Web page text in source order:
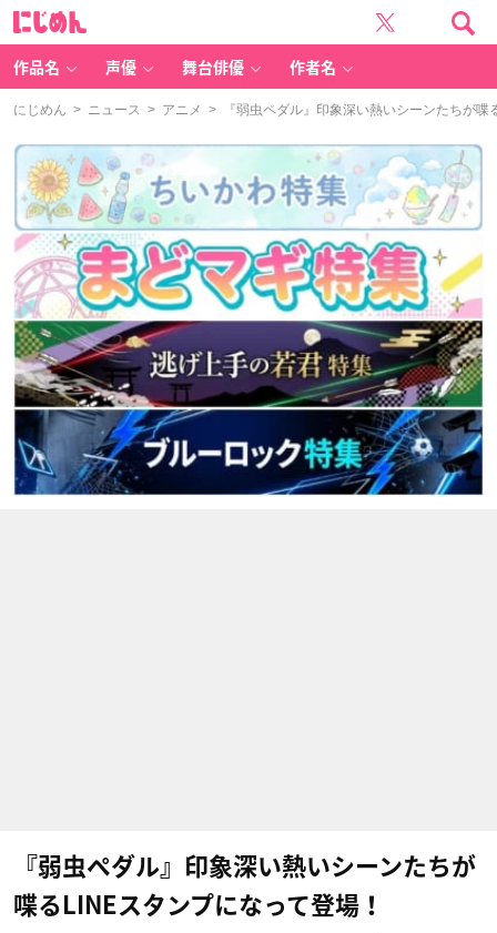
作品名 声優 舞台俳優 作者名
にじめん > ニュース > アニメ > 『弱虫ペダル』印象深い熱いシーンたちが喋
『弱虫ペダル』印象深い熱いシーンたちが
喋るLINEスタンプになって登場！